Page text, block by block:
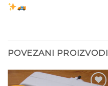
POVEZANI PROIZVODI